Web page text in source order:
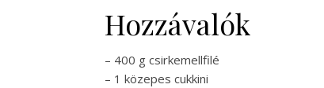
Hozzávalók
– 400 g csirkemellfilé
– 1 közepes cukkini